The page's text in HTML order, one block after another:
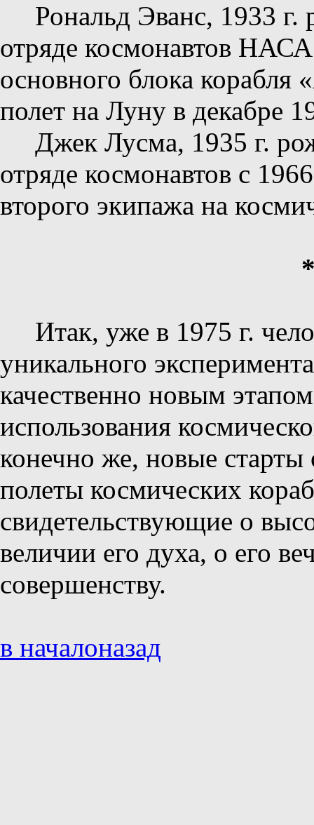
Рональд Эванс, 1933
отряде космонавтов
основного блока
полет на Луну в декабре
Джек Лусма, 1935 г.
отряде космонавтов с
второго экипажа на
Итак, уже в 1975 г.
уникального
качественно новым
использования
конечно же, новые
полеты космических
свидетельствующие о
величии его духа, о его
совершенству.
в началоназад